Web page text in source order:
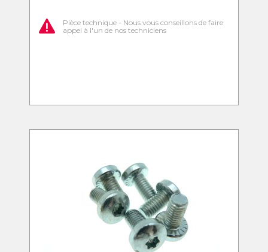
Pièce technique - Nous vous conseillons de faire
appel à l'un de nos techniciens